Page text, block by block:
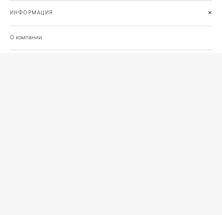
ИНФОРМАЦИЯ +
О компании